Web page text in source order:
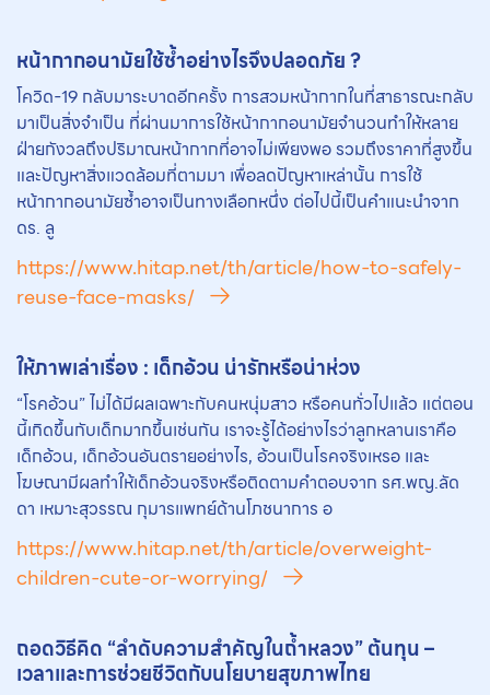
หน้ากากอนามัยใช้ซ้ำอย่างไรจึงปลอดภัย ?
โควิด-19 กลับมาระบาดอีกครั้ง การสวมหน้ากากในที่สาธารณะกลับ
มาเป็นสิ่งจำเป็น ที่ผ่านมาการใช้หน้ากากอนามัยจำนวนทำให้หลาย
ฝ่ายกังวลถึงปริมาณหน้ากากที่อาจไม่เพียงพอ รวมถึงราคาที่สูงขึ้น
และปัญหาสิ่งแวดล้อมที่ตามมา เพื่อลดปัญหาเหล่านั้น การใช้
หน้ากากอนามัยซ้ำอาจเป็นทางเลือกหนึ่ง ต่อไปนี้เป็นคำแนะนำจาก
ดร. ลู
https://www.hitap.net/th/article/how-to-safely-
reuse-face-masks/
ให้ภาพเล่าเรื่อง : เด็กอ้วน น่ารักหรือน่าห่วง
“โรคอ้วน” ไม่ได้มีผลเฉพาะกับคนหนุ่มสาว หรือคนทั่วไปแล้ว แต่ตอน
นี้เกิดขึ้นกับเด็กมากขึ้นเช่นกัน เราจะรู้ได้อย่างไรว่าลูกหลานเราคือ
เด็กอ้วน, เด็กอ้วนอันตรายอย่างไร, อ้วนเป็นโรคจริงเหรอ และ
โฆษณามีผลทำให้เด็กอ้วนจริงหรือติดตามคำตอบจาก รศ.พญ.ลัด
ดา เหมาะสุวรรณ กุมารแพทย์ด้านโภชนาการ อ
https://www.hitap.net/th/article/overweight-
children-cute-or-worrying/
ถอดวิธีคิด “ลำดับความสำคัญในถ้ำหลวง” ต้นทุน –
เวลาและการช่วยชีวิตกับนโยบายสุขภาพไทย